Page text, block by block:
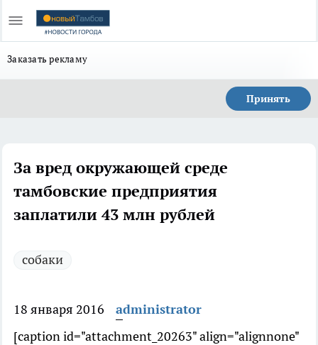
Заказать рекламу
Принять
За вред окружающей среде
тамбовские предприятия
заплатили 43 млн рублей
собаки
18 января 2016
administrator
[caption id="attachment_20263" align="alignnone"